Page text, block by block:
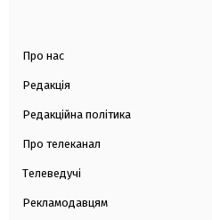
Про нас
Редакція
Редакційна політика
Про телеканал
Телеведучі
Рекламодавцям